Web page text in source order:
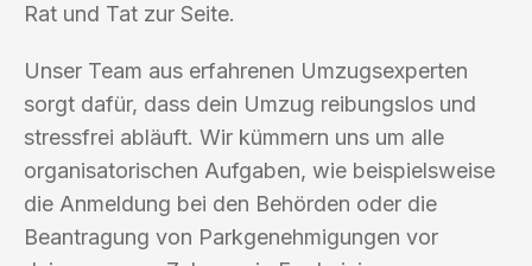
Rat und Tat zur Seite.
Unser Team aus erfahrenen Umzugsexperten
sorgt dafür, dass dein Umzug reibungslos und
stressfrei abläuft. Wir kümmern uns um alle
organisatorischen Aufgaben, wie beispielsweise
die Anmeldung bei den Behörden oder die
Beantragung von Parkgenehmigungen vor